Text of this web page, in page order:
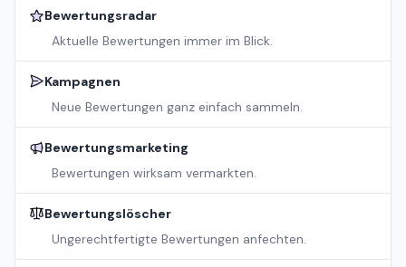
Bewertungsradar
Aktuelle Bewertungen immer im Blick.
Kampagnen
Neue Bewertungen ganz einfach sammeln.
Bewertungsmarketing
Bewertungen wirksam vermarkten.
Bewertungslöscher
Ungerechtfertigte Bewertungen anfechten.